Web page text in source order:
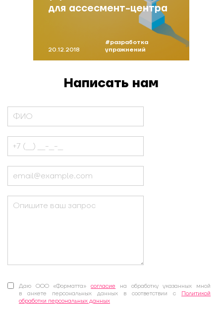
для ассесмент-центра
20.12.2018
#разработка
упражнений
Написать нам
Даю ООО «Форматта»согласие на обработку указанных мной
в анкете персональных данных в соответствии с Политикой
обработки персональных данных